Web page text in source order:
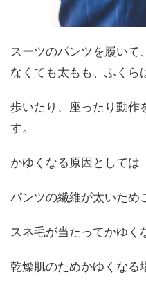
スーツのパンツを履いて
なくても太もも、ふくら
歩いたり、座ったり動作
す。
かゆくなる原因としては
パンツの繊維が太いため
スネ毛が当たってかゆく
乾燥肌のためかゆくなる